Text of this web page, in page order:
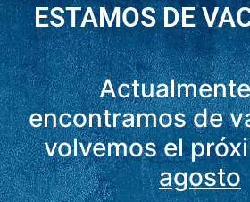
ESTAMOS DE
encontramos de
volvemos el
agosto